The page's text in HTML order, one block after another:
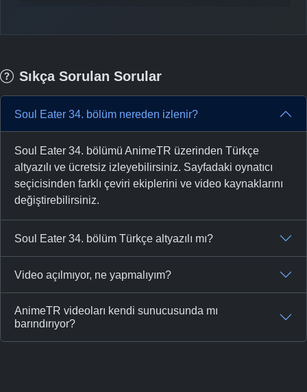
-Bölüm No: 38
-Bölüm No: 39
-Bölüm No: 41
-Bölüm No: 42
-Bölüm No: 44
-Bölüm No: 46
-Bölüm No:
Sıkça Sorulan Sorular
Soul Eater 34. bölüm nereden izlenir?
Soul Eater 34. bölümü AnimeTR üzerinden Türkçe
altyazılı ve ücretsiz izleyebilirsiniz. Sayfadaki oynatıcı
seçicisinden farklı çeviri ekiplerini ve video kaynaklarını
değiştirebilirsiniz.
Soul Eater 34. bölüm Türkçe altyazılı mı?
Video açılmıyor, ne yapmalıyım?
AnimeTR videoları kendi sunucusunda mı
barındırıyor?